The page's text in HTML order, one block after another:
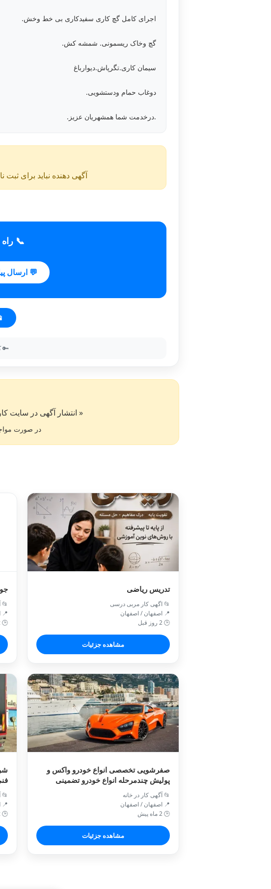
اجرای کامل گچ کاری سفیدکاری بی خط وخش.
گچ وخاک ریسمونی. شمشه کش.
سیمان کاری.تگرپاش.دیوارباغ
دوغاب حمام ودستشویی.
.درخدمت شما همشهریان عزیز.
آگهی دهنده نباید برای ثبت
📞
💬 ارسال
🔑 کد
« انتشار آگهی در سایت کار۵۰ به معنی تایید آگهی دهنده از طرف سایت کار۵۰ نمی باشد. »
در صورت
تدریس ریاضی
📂 اگهی کار مربی درسی
📍 اصفهان / اصفهان
🕒 2 روز قبل
مشاهده جزئیات
📂
📍
🕒 2 هفته پیش
صفرشویی تخصصی انواع خودرو واکس و
پولیش چندمرحله انواع خودرو تضمینی
📂 آگهی کار در خانه
📍 اصفهان / اصفهان
🕒 2 ماه پیش
مشاهده جزئیات
📂
📍
🕒 2 ماه پیش